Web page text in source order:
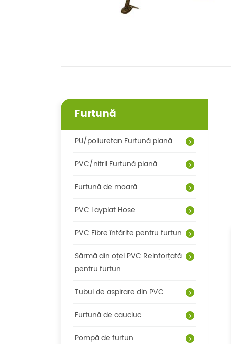
Furtună
PU/poliuretan Furtună plană
PVC/nitril Furtună plană
Furtună de moară
PVC Layplat Hose
PVC Fibre întărite pentru furtun
Sârmă din oțel PVC Reinforțată
pentru furtun
Tubul de aspirare din PVC
Furtună de cauciuc
Pompă de furtun